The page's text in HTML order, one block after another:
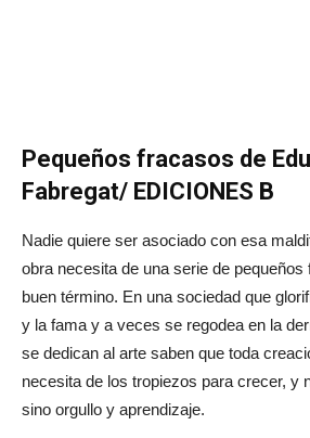
Pequeños fracasos de
Fabregat/ EDICIONES B
Nadie quiere ser asociado con esa
obra necesita de una serie de
buen término. En una sociedad que
y la fama y a veces se regodea en la
se dedican al arte saben que toda
necesita de los tropiezos para crecer, y
sino orgullo y aprendizaje.